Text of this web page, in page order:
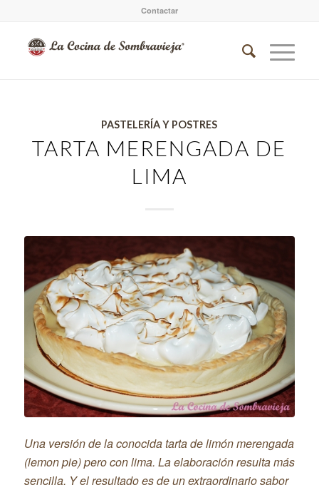
Contactar
PASTELERÍA Y POSTRES
TARTA MERENGADA DE
LIMA
Una versión de la conocida tarta de limón merengada
(lemon pie) pero con lima. La elaboración resulta más
sencilla. Y el resultado es de un extraordinario sabor